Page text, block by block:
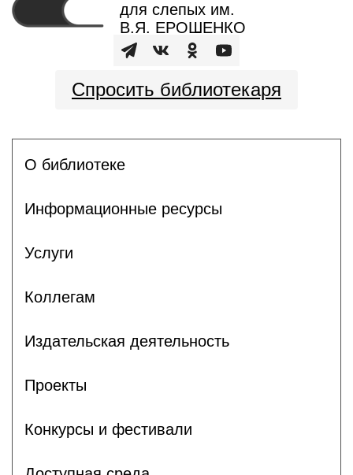
для слепых им.
В.Я. ЕРОШЕНКО
Спросить библиотекаря
О библиотеке
Информационные ресурсы
Услуги
Коллегам
Издательская деятельность
Проекты
Конкурсы и фестивали